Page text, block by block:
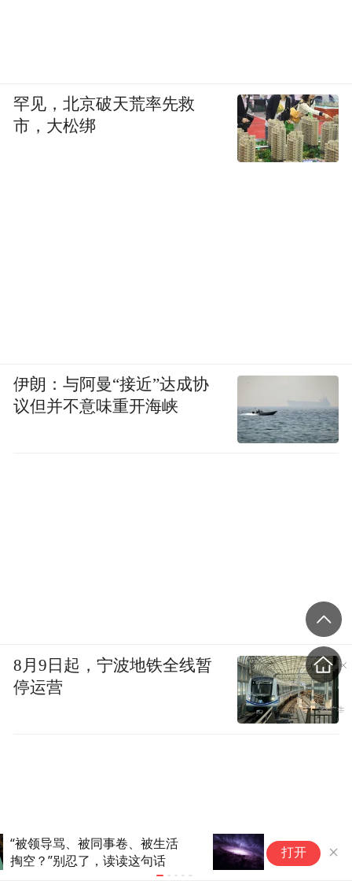
暗物质的神秘力量或重塑人类对
宇宙的认知
打开
罕见，北京破天荒率先救
市，大松绑
伊朗：与阿曼“接近”达成协
议但并不意味重开海峡
8月9日起，宁波地铁全线暂
停运营